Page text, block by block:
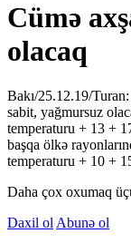
Cümə
olacaq
Bakı/25.12.19/
sabit, yağmursuz
temperaturu + 13 +
başqa ölkə
temperaturu + 10 +
Daha çox oxumaq
Daxil ol Abunə ol